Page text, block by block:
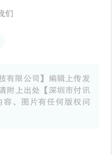
们
有限公司】编辑上传发
附上出处【深圳市付讯
、图片有任何版权问